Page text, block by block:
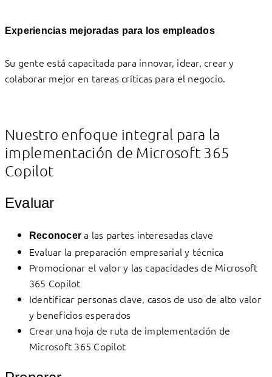
Experiencias mejoradas para los empleados
Su gente está capacitada para innovar, idear, crear y
colaborar mejor en tareas críticas para el negocio.
Nuestro enfoque integral para la
implementación de Microsoft 365
Copilot
Evaluar
Reconocera las partes interesadas clave
Evaluar la preparación empresarial y técnica
Promocionar el valor y las capacidades de Microsoft
365 Copilot
Identificar personas clave, casos de uso de alto valor
y beneficios esperados
Crear una hoja de ruta de implementación de
Microsoft 365 Copilot